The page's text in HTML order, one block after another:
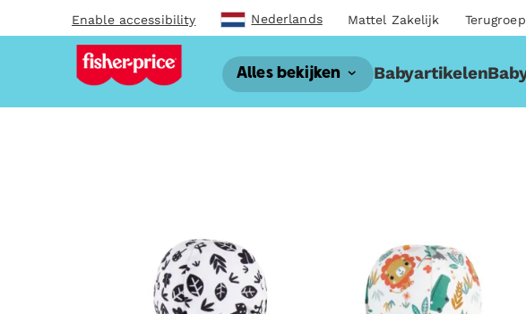
Enable accessibility Nederlands Mattel Zakelijk
Alles bekijken Babyartikelen